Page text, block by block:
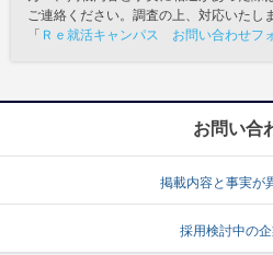
ご連絡ください。調査の上、対応いたし
「 Ｒｅ就活キャンパス お問い合わせフ
お問い合
掲載内容と事実が
採用検討中の